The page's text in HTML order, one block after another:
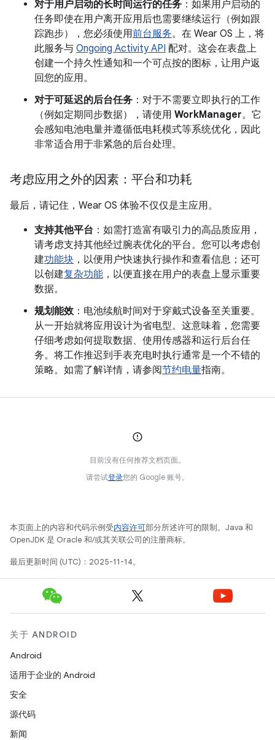
对于用户启动的长时间运行的任务 ：如果用户启动的
任务即使在用户离开应用后也需要继续运行（例如跟
踪跑步），您必须使用前台服务。在 Wear OS 上，将
此服务与 Ongoing Activity API 配对。这会在表盘上
创建一个持久性通知和一个可点按的图标，让用户返
回您的应用。
对于可延迟的后台任务 ：对于不需要立即执行的工作
（例如定期同步数据），请使用 WorkManager。它
会感知电池电量并遵循低电耗模式等系统优化，因此
非常适合用于非紧急的后台处理。
考虑应用之外的因素：平台和功耗
最后，请记住，Wear OS 体验不仅仅是主应用。
支持其他平台 ：如需打造富有吸引力的高品质应用，
请考虑支持其他经过腕表优化的平台。您可以考虑创
建功能块 ，以便用户快速执行操作和查看信息；还可
以创建复杂功能 ，以便直接在用户的表盘上显示重要
数据。
规划能效：电池续航时间对于穿戴式设备至关重要。
从一开始就将应用设计为省电型。这意味着，您需要
仔细考虑如何提取数据、使用传感器和运行后台任
务。将工作推迟到手表充电时执行通常是一个不错的
策略。如需了解详情，请参阅节约电量指南。
目前没有任何推荐文档页面。
请尝试登录您的 Google 账号。
本页面上的内容和代码示例受内容许可部分所述许可的限制。Java 和
OpenJDK 是 Oracle 和/或其关联公司的注册商标。
最后更新时间 (UTC)：2025-11-14。
关于 ANDROID
Android
适用于企业的 Android
安全
源代码
新闻